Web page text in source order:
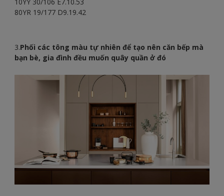
80YR 19/177 D9.19.42
3.Phối các tông màu tự nhiên để tạo nên căn bếp mà
bạn bè, gia đình đều muốn quây quần ở đó